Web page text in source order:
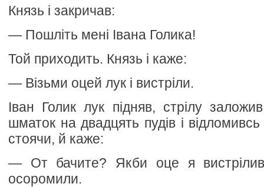
Князь і закричав:
— Пошліть мені Івана Голика!
Той приходить. Князь і каже:
— Візьми оцей лук і вистріли.
Іван Голик лук підняв, стрілу
шматок на двадцять пудів і відломивсь
стоячи, й каже:
— От бачите? Якби оце я
осоромили.